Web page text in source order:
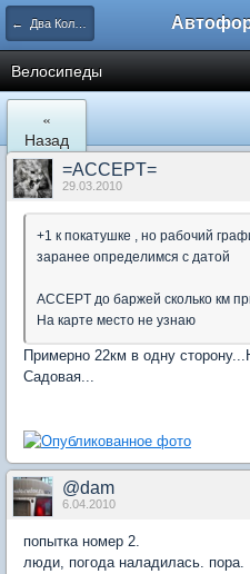
← Два Колеса
Велосипеды
«
Назад
=ACCEPT=
29.03.2010
+1 к покатушке , но рабочий
заранее определимся с датой
ACCEPT до баржей сколько км
На карте место не узнаю
Примерно 22км в одну
Садовая...
@dam
6.04.2010
попытка номер 2.
люди, погода наладилась. пора.